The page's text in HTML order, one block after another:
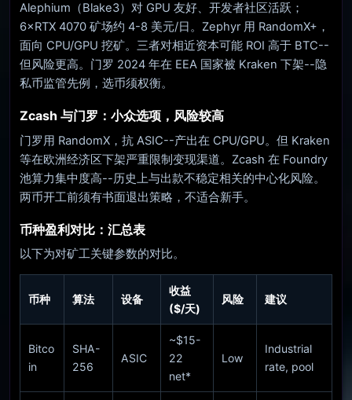
Alephium（Blake3）对 GPU 友好、开发者社区活跃；
6×RTX 4070 矿场约 4-8 美元/日。Zephyr 用 RandomX+，
面向 CPU/GPU 挖矿。三者对相近资本可能 ROI 高于 BTC--
但风险更高。门罗 2024 年在 EEA 国家被 Kraken 下架--隐
私币监管先例，选币须权衡。
Zcash 与门罗：小众选项，风险较高
门罗用 RandomX，抗 ASIC--产出在 CPU/GPU。但 Kraken
等在欧洲经济区下架严重限制变现渠道。Zcash 在 Foundry
池算力集中度高--历史上与出款不稳定相关的中心化风险。
两币开工前须有书面退出策略，不适合新手。
币种盈利对比：汇总表
以下为对矿工关键参数的对比。
币种 算法 设备
收益
($/天)
风险 建议
Bitco
in
SHA-
256
ASIC
~$15-
22
net*
Low
Industrial
rate, pool